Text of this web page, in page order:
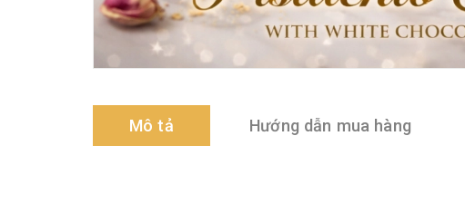
Mô tả Hướng dẫn mua hàng